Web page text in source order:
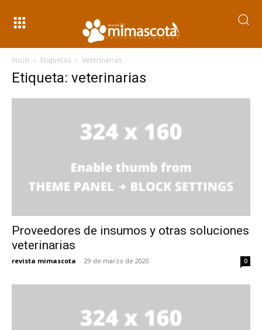
Inicio Etiquetas Veterinarias
Etiqueta: veterinarias
Proveedores de insumos y otras soluciones
veterinarias
revista mimascota - 29 de marzo de 2020 0